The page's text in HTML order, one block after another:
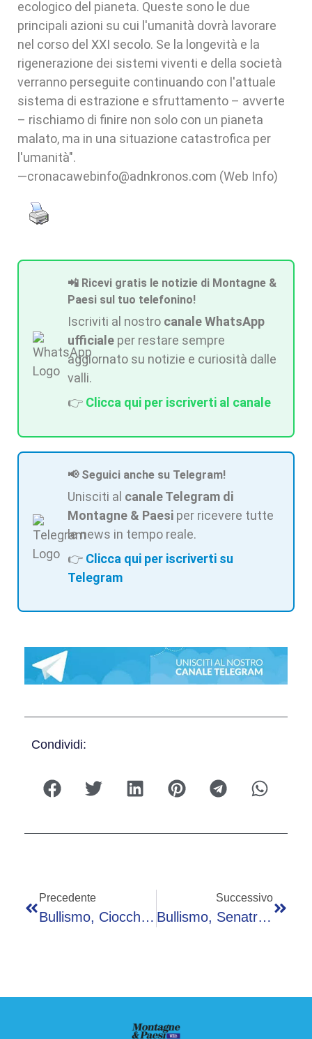
ecologico del pianeta. Queste sono le due
principali azioni su cui l'umanità dovrà lavorare
nel corso del XXI secolo. Se la longevità e la
rigenerazione dei sistemi viventi e della società
verranno perseguite continuando con l'attuale
sistema di estrazione e sfruttamento – avverte
– rischiamo di finire non solo con un pianeta
malato, ma in una situazione catastrofica per
l'umanità".
—cronacawebinfo@adnkronos.com (Web Info)
📲 Ricevi gratis le notizie di Montagne &
Paesi sul tuo telefonino!
Iscriviti al nostro canale WhatsApp
ufficiale per restare sempre
aggiornato su notizie e curiosità dalle
valli.
👉 Clicca qui per iscriverti al canale
📢 Seguici anche su Telegram!
Unisciti al canale Telegram di
Montagne & Paesi per ricevere tutte
le news in tempo reale.
👉 Clicca qui per iscriverti su
Telegram
Condividi:
Precedente
Bullismo, Ciocchetti: “Leggi Molto Avanzate Su Questo Tema, Essenziale Ruolo Scuola E Comuni”
Successivo
Bullismo, Senatrice Malpezzi: “Buona Legge, Ma Servono Interventi Strutturali”